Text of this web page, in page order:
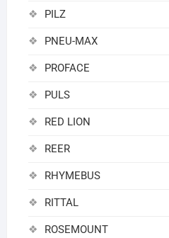
PILZ
PNEU-MAX
PROFACE
PULS
RED LION
REER
RHYMEBUS
RITTAL
ROSEMOUNT